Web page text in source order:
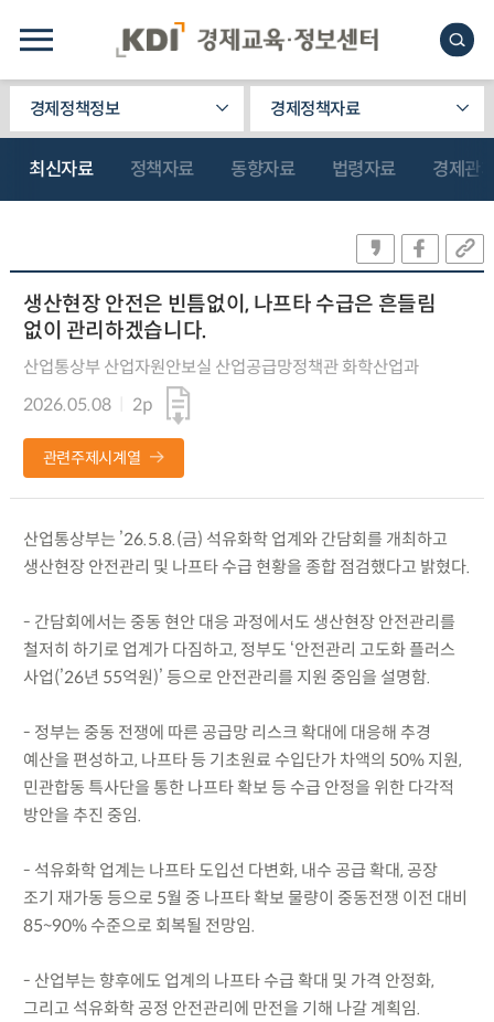
경제정책정보 경제정책자료
최신자료 정책자료 동향자료 법령자료 경제관
생산현장 안전은 빈틈없이, 나프타 수급은 흔들림
없이 관리하겠습니다.
산업통상부 산업자원안보실 산업공급망정책관 화학산업과
2026.05.08
2p
관련주제시계열
산업통상부는 ’26.5.8.(금) 석유화학 업계와 간담회를 개최하고
생산현장 안전관리 및 나프타 수급 현황을 종합 점검했다고 밝혔다.
- 간담회에서는 중동 현안 대응 과정에서도 생산현장 안전관리를
철저히 하기로 업계가 다짐하고, 정부도 ‘안전관리 고도화 플러스
사업(’26년 55억원)’ 등으로 안전관리를 지원 중임을 설명함.
- 정부는 중동 전쟁에 따른 공급망 리스크 확대에 대응해 추경
예산을 편성하고, 나프타 등 기초원료 수입단가 차액의 50% 지원,
민관합동 특사단을 통한 나프타 확보 등 수급 안정을 위한 다각적
방안을 추진 중임.
- 석유화학 업계는 나프타 도입선 다변화, 내수 공급 확대, 공장
조기 재가동 등으로 5월 중 나프타 확보 물량이 중동전쟁 이전 대비
85~90% 수준으로 회복될 전망임.
- 산업부는 향후에도 업계의 나프타 수급 확대 및 가격 안정화,
그리고 석유화학 공정 안전관리에 만전을 기해 나갈 계획임.